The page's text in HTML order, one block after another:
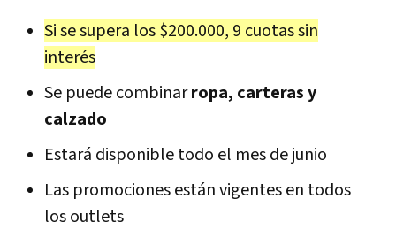
Si se supera los $200.000, 9 cuotas sin
interés
Se puede combinarropa, carteras y
calzado
Estará disponible todo el mes de junio
Las promociones están vigentes en todos
los outlets